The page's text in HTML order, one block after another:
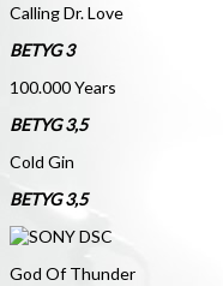
Calling Dr. Love
BETYG 3
100.000 Years
BETYG 3,5
Cold Gin
BETYG 3,5
God Of Thunder